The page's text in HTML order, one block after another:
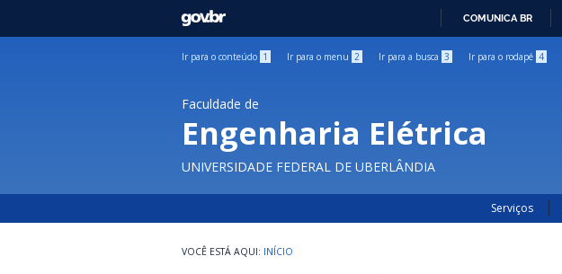
GOVBR
COMUNICA BR
Ir para o conteúdo 1 Ir para o menu 2 Ir para a busca 3 Ir para o rodapé 4
Faculdade de
Engenharia Elétrica
UNIVERSIDADE FEDERAL DE UBERLÂNDIA
Serviços
INÍCIO